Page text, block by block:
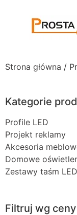
Strona główna /
Kategorie
Profile LED
Projekt reklamy
Akcesoria
Domowe
Zestawy taśm LED
Filtruj wg ceny